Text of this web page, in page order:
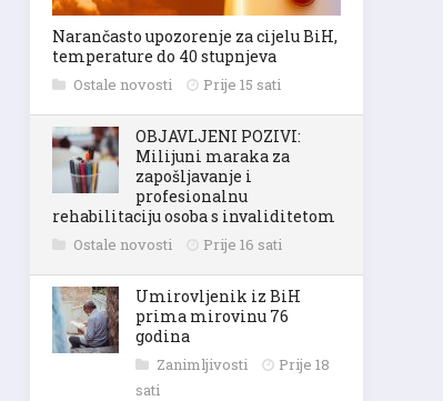
Narančasto upozorenje za cijelu BiH,
temperature do 40 stupnjeva
Ostale novosti Prije 15 sati
OBJAVLJENI POZIVI:
Milijuni maraka za
zapošljavanje i
profesionalnu
rehabilitaciju osoba s invaliditetom
Ostale novosti Prije 16 sati
Umirovljenik iz BiH
prima mirovinu 76
godina
Zanimljivosti
Prije 18
sati